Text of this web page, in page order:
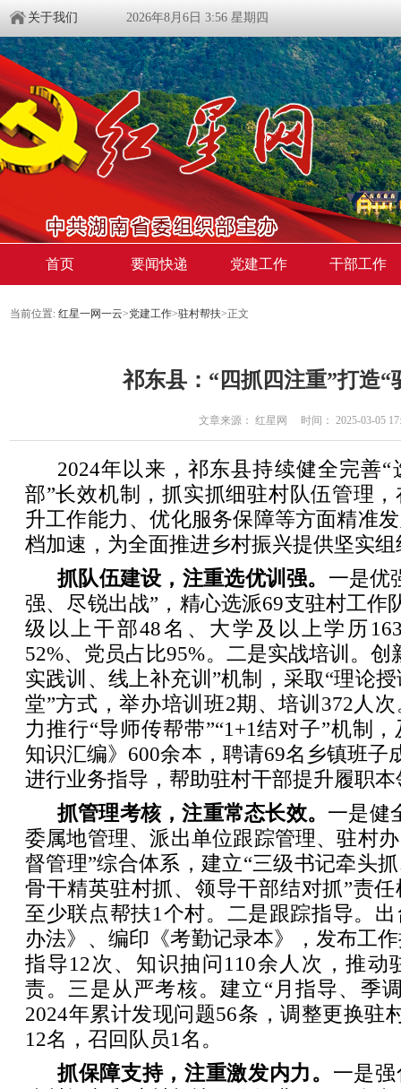
关于我们 2026年8月6日 3:56 星期四
首页 要闻快递 党建工作 干部工作
当前位置: 红星一网一云>党建工作>驻村帮扶>正文
祁东县：“四抓四注重”打造“
文章来源： 红星网 时间： 2025-03-05
2024年以来，祁东县持续健全完善
部”长效机制，抓实抓细驻村队伍管理
升工作能力、优化服务保障等方面精准
档加速，为全面推进乡村振兴提供坚实
抓队伍建设，注重选优训强。 一是优
强、尽锐出战”，精心选派69支驻村工作
级以上干部48名、大学及以上学历
52%、党员占比95%。二是实战培训。创
实践训、线上补充训”机制，采取“理论
堂”方式，举办培训班2期、培训372人
力推行“导师传帮带”“1+1结对子”机制
知识汇编》600余本，聘请69名乡镇班子
进行业务指导，帮助驻村干部提升履职本
抓管理考核，注重常态长效。 一是健
委属地管理、派出单位跟踪管理、驻村
督管理”综合体系，建立“三级书记牵头
骨干精英驻村抓、领导干部结对抓”责
至少联点帮扶1个村。二是跟踪指导。
办法》、编印《考勤记录本》，发布工
指导12次、知识抽问110余人次，推动
责。三是从严考核。建立“月指导、季
2024年累计发现问题56条，调整更换驻
12名，召回队员1名。
抓保障支持，注重激发内力。 一是